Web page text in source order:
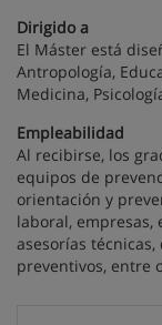
Dirigido a
El Máster está
Antropología,
Medicina,
Empleabilidad
Al recibirse, los
equipos de
orientación y
laboral, empresas,
asesorías
preventivos, entre